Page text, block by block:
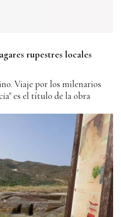
rupestres locales
Viaje por los milenarios
es el título de la obra